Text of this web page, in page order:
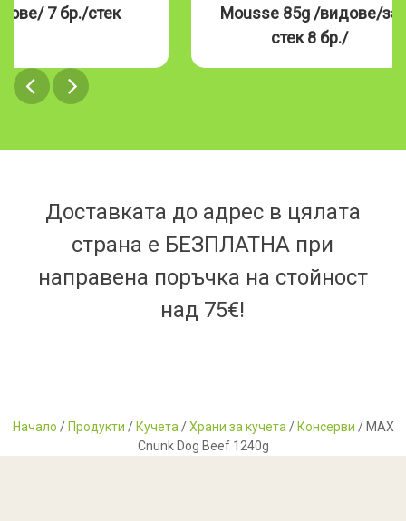
7 бр./стек
Mousse 85g /видове/за
стек 8 бр./
Доставката до адрес в цялата
страна е БЕЗПЛАТНА при
направена поръчка на стойност
над 75€!
Начало / Продукти / Кучета/Храни за кучета/ Консерви / MAX
Cnunk Dog Beef 1240g